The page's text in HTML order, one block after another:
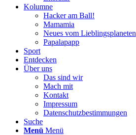
Kolumne
Hacker am Ball!
Mamamia
Neues vom Lieblingsplaneten
Papalapapp
Sport
Entdecken
Über uns
Das sind wir
Mach mit
Kontakt
Impressum
Datenschutzbestimmungen
Suche
Menü Menü